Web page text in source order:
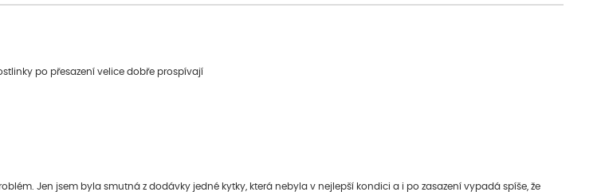
po přesazení velice dobře prospívají
Jen jsem byla smutná z dodávky jedné kytky, která nebyla v nejlepší kondici a i po zasazení vypadá spíše, že